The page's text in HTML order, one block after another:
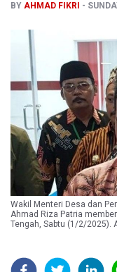
BY AHMAD FIKRI
Wakil Menteri Desa dan
Ahmad Riza Patria
Tengah, Sabtu (1/2/2025).